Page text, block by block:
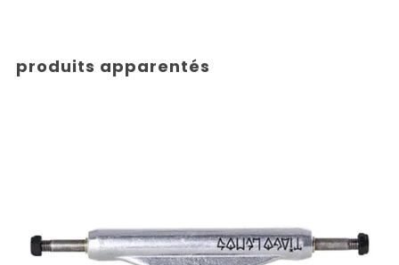
produits apparentés